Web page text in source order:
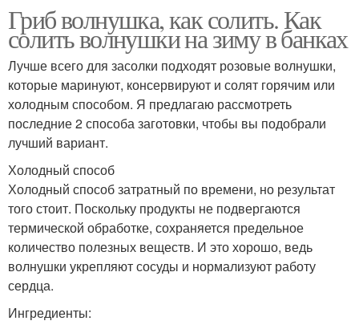
Гриб волнушка, как солить. Как
солить волнушки на зиму в банках
Лучше всего для засолки подходят розовые волнушки,
которые маринуют, консервируют и солят горячим или
холодным способом. Я предлагаю рассмотреть
последние 2 способа заготовки, чтобы вы подобрали
лучший вариант.
Холодный способ
Холодный способ затратный по времени, но результат
того стоит. Поскольку продукты не подвергаются
термической обработке, сохраняется предельное
количество полезных веществ. И это хорошо, ведь
волнушки укрепляют сосуды и нормализуют работу
сердца.
Ингредиенты: